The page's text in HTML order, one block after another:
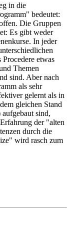
in die
bedeutet:
Die Gruppen
Es gibt weder
In jeder
etwas
Themen
sind. Aber nach
als sehr
gelernt als in
gleichen Stand
sind,
der "alten
durch die
wird rasch zum